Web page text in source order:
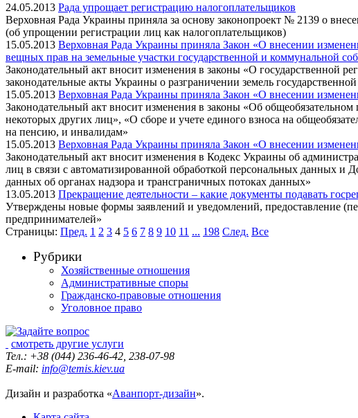
24.05.2013 Рада упрощает регистрацию налогоплательщиков
Верховная Рада Украины приняла за основу законопроект № 2139 о
(об упрощении регистрации лиц как налогоплательщиков)
15.05.2013 Верховная Рада Украины приняла Закон «О внесении
вещных прав на земельные участки государственной и коммунальной
Законодательный акт вносит изменения в законы «О
законодательные акты Украины о разграничении земель
15.05.2013 Верховная Рада Украины приняла Закон «О внесении
Законодательный акт вносит изменения в законы «Об
некоторых других лиц», «О сборе и учете единого взноса на
на пенсию, и инвалидам»
15.05.2013 Верховная Рада Украины приняла Закон «О внесении
Законодательный акт вносит изменения в Кодекс Украины об
лиц в связи с автоматизированной обработкой персональных данных и
данных об органах надзора и трансграничных потоках данных»
13.05.2013 Прекращение деятельности – какие документы подавать
Утверждены новые формы заявлений и уведомлений, предоставление
предпринимателей»
Страницы: Пред. 1 2 3 4 5 6 7 8 9 10 11 ... 198 След. Все
Рубрики
Хозяйственные отношения
Административные споры
Гражданско-правовые отношения
Уголовное право
смотреть другие услуги
Тел.: +38 (044) 236-46-42, 238-07-98
E-mail: info@temis.kiev.ua
Дизайн и разработка «Аванпорт-дизайн».